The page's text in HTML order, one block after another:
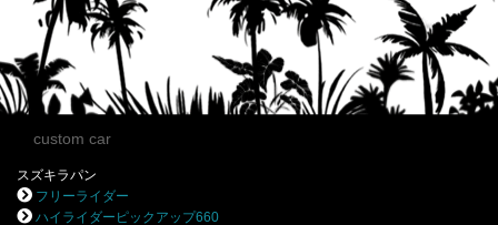
custom car
スズキラパン
フリーライダー
ハイライダーピックアップ660